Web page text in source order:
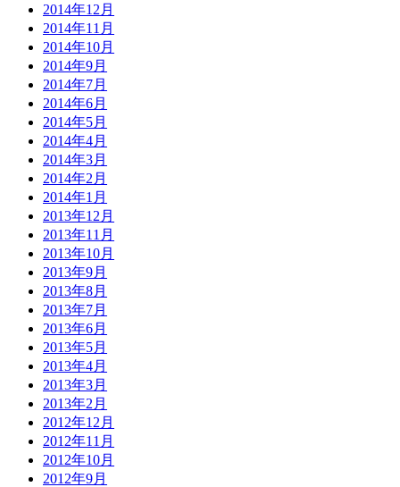
2014年12月
2014年11月
2014年10月
2014年9月
2014年7月
2014年6月
2014年5月
2014年4月
2014年3月
2014年2月
2014年1月
2013年12月
2013年11月
2013年10月
2013年9月
2013年8月
2013年7月
2013年6月
2013年5月
2013年4月
2013年3月
2013年2月
2012年12月
2012年11月
2012年10月
2012年9月